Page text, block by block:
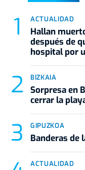
ACTUALIDAD
Hallan
después de
hospital por
BIZKAIA
Sorpresa en
cerrar la
GIPUZKOA
Banderas de
ACTUALIDAD